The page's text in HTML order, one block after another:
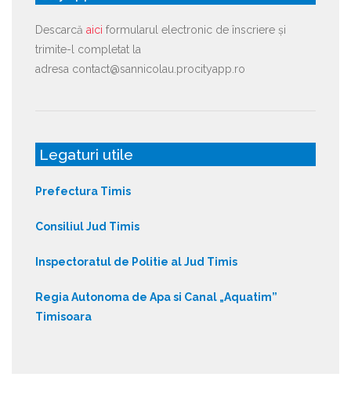
Descarcă aici formularul electronic de înscriere și
trimite-l completat la
adresa contact@sannicolau.procityapp.ro
Legaturi utile
Prefectura Timis
Consiliul Jud Timis
Inspectoratul de Politie al Jud Timis
Regia Autonoma de Apa si Canal „Aquatim”
Timisoara